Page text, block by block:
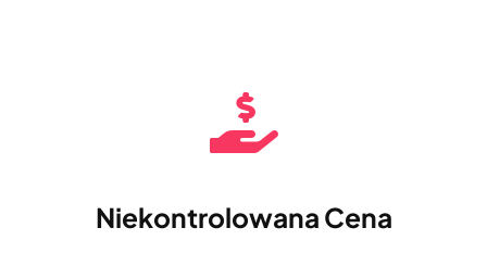
Niekontrolowana Cena